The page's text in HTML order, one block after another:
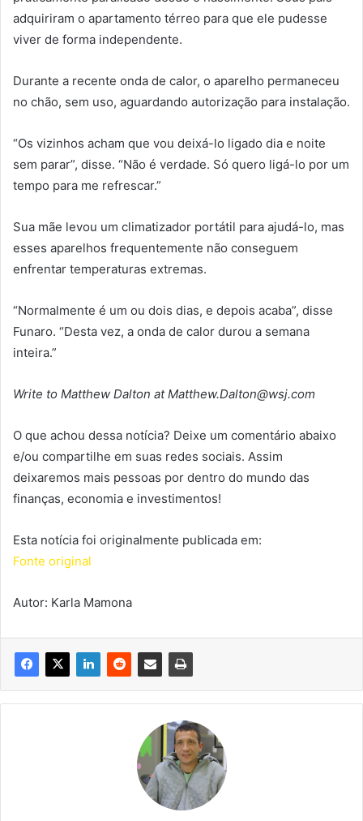
adquiriram o apartamento térreo para que ele pudesse
viver de forma independente.
Durante a recente onda de calor, o aparelho permaneceu
no chão, sem uso, aguardando autorização para instalação.
“Os vizinhos acham que vou deixá-lo ligado dia e noite
sem parar”, disse. “Não é verdade. Só quero ligá-lo por um
tempo para me refrescar.”
Sua mãe levou um climatizador portátil para ajudá-lo, mas
esses aparelhos frequentemente não conseguem
enfrentar temperaturas extremas.
“Normalmente é um ou dois dias, e depois acaba”, disse
Funaro. “Desta vez, a onda de calor durou a semana
inteira.”
Write to Matthew Dalton at Matthew.Dalton@wsj.com
O que achou dessa notícia? Deixe um comentário abaixo
e/ou compartilhe em suas redes sociais. Assim
deixaremos mais pessoas por dentro do mundo das
finanças, economia e investimentos!
Esta notícia foi originalmente publicada em:
Fonte original
Autor: Karla Mamona